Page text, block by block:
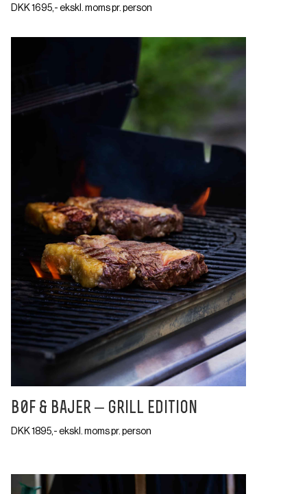
DKK 1695,- ekskl. moms pr. person
b0f & bajer – grill edition
DKK 1895,- ekskl. moms pr. person